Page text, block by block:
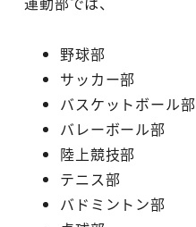
野球部
サッカー部
バスケットボール部
バレーボール部
陸上競技部
テニス部
バドミントン部